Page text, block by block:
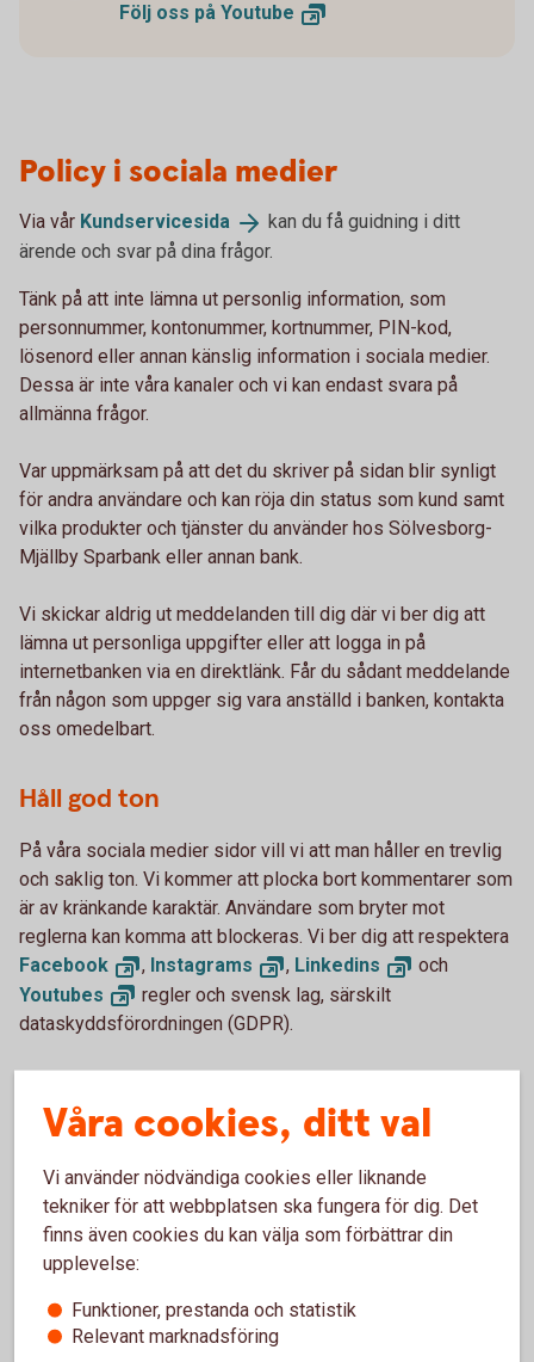
Följ oss på Youtube
Policy i sociala medier
Via vår Kundservicesida
kan du få guidning i ditt
ärende och svar på dina frågor.
Tänk på att inte lämna ut personlig information, som
personnummer, kontonummer, kortnummer, PIN-kod,
lösenord eller annan känslig information i sociala medier.
Dessa är inte våra kanaler och vi kan endast svara på
allmänna frågor.
Var uppmärksam på att det du skriver på sidan blir synligt
för andra användare och kan röja din status som kund samt
vilka produkter och tjänster du använder hos Sölvesborg-
Mjällby Sparbank eller annan bank.
Vi skickar aldrig ut meddelanden till dig där vi ber dig att
lämna ut personliga uppgifter eller att logga in på
internetbanken via en direktlänk. Får du sådant meddelande
från någon som uppger sig vara anställd i banken, kontakta
oss omedelbart.
Håll god ton
På våra sociala medier sidor vill vi att man håller en trevlig
och saklig ton. Vi kommer att plocka bort kommentarer som
är av kränkande karaktär. Användare som bryter mot
reglerna kan komma att blockeras. Vi ber dig att respektera
Facebook
, Instagrams , Linkedins
och
Youtubes
regler och svensk lag, särskilt
dataskyddsförordningen (GDPR).
Sölvesborg-Mjällby Sparbank behandlar dina uppgifter i
enlighet med dataskyddslagstiftningen (GDPR). Att
använda sociala medier innebär i dagsläget att dina
personuppgifter kan komma att överföras till tredje land
utanför EU/EES-området. Tredje land omfattas inte av
integritetshänseende, bland annat när det gäller möjligheter
för myndigheter i tredje landet att få tillgång till dina
Våra cookies, ditt val
Vi använder nödvändiga cookies eller liknande
tekniker för att webbplatsen ska fungera för dig. Det
finns även cookies du kan välja som förbättrar din
upplevelse:
Funktioner, prestanda och statistik
Relevant marknadsföring